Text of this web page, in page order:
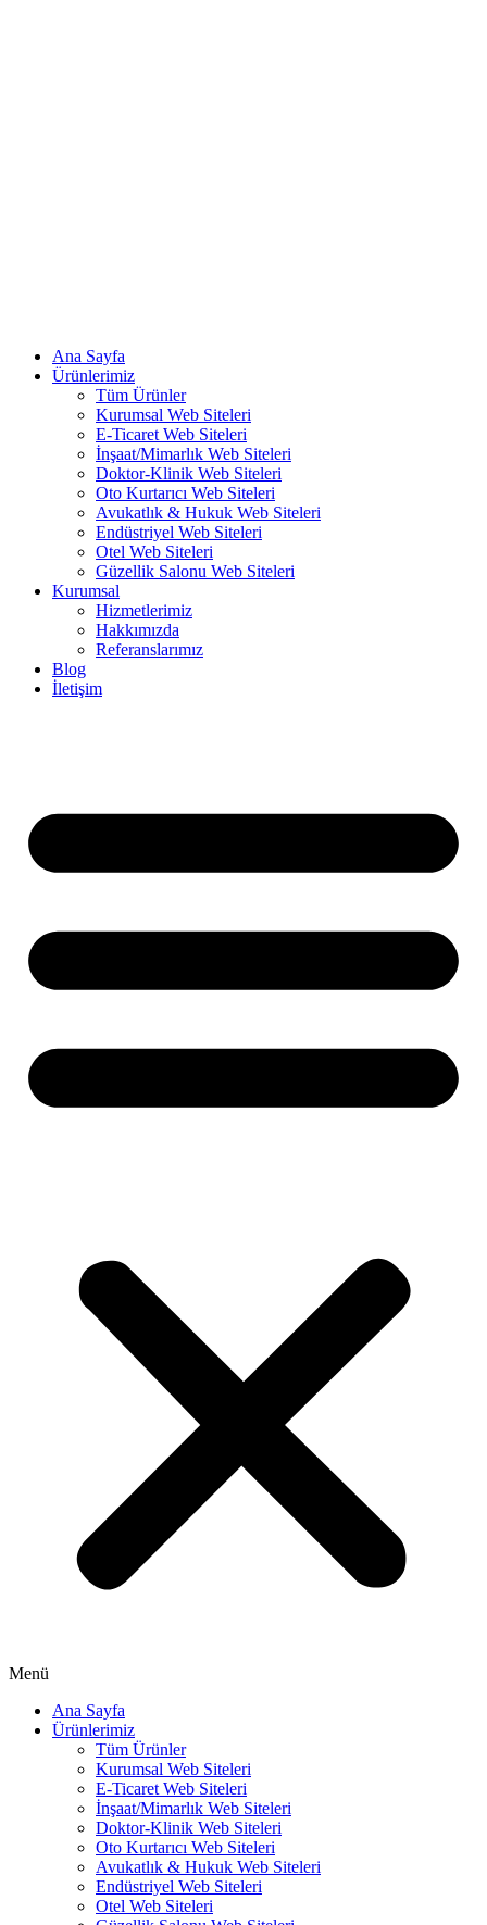
Ana Sayfa
Ürünlerimiz
Tüm Ürünler
Kurumsal Web Siteleri
E-Ticaret Web Siteleri
İnşaat/Mimarlık Web Siteleri
Doktor-Klinik Web Siteleri
Oto Kurtarıcı Web Siteleri
Avukatlık & Hukuk Web Siteleri
Endüstriyel Web Siteleri
Otel Web Siteleri
Güzellik Salonu Web Siteleri
Kurumsal
Hizmetlerimiz
Hakkımızda
Referanslarımız
Blog
İletişim
Menü
Ana Sayfa
Ürünlerimiz
Tüm Ürünler
Kurumsal Web Siteleri
E-Ticaret Web Siteleri
İnşaat/Mimarlık Web Siteleri
Doktor-Klinik Web Siteleri
Oto Kurtarıcı Web Siteleri
Avukatlık & Hukuk Web Siteleri
Endüstriyel Web Siteleri
Otel Web Siteleri